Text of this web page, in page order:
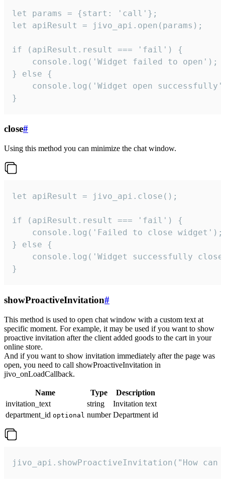
let params = {start: 'call'};
let apiResult = jivo_api.open(params);
if (apiResult.result === 'fail') {
    console.log('Widget failed to open');
} else {
console.log('Widget open
}
close#
Using this method you can minimize the chat window.
let apiResult = jivo_api.close();
if (apiResult.result === 'fail') {
    console.log('Failed to close widget');
} else {
console.log('Widget successfully
}
showProactiveInvitation#
This method is used to open chat window with a custom text at
specific moment. For example, it may be used if you want to show
proactive invitation after the client added goods to the cart in your
online store.
And if you want to show invitation immediately after the page was
open, you need to call showProactiveInvitation in
jivo_onLoadCallback.
Name Type
Description
invitation_text
string
Invitation text
department_id optional number Department id
jivo_api.showProactiveInvitation("How